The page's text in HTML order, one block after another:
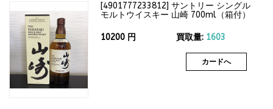
[4901777233812] サントリー シングル
モルトウイスキー 山崎 700ml（箱付）
10200 円 買取量: 1603
カードへ